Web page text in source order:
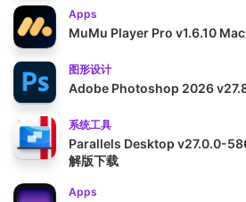
Apps
MuMu Player Pro v1.6.10
图形设计
Adobe Photoshop 2026
系统工具
Parallels Desktop v27.0.0-
解版下载
Apps